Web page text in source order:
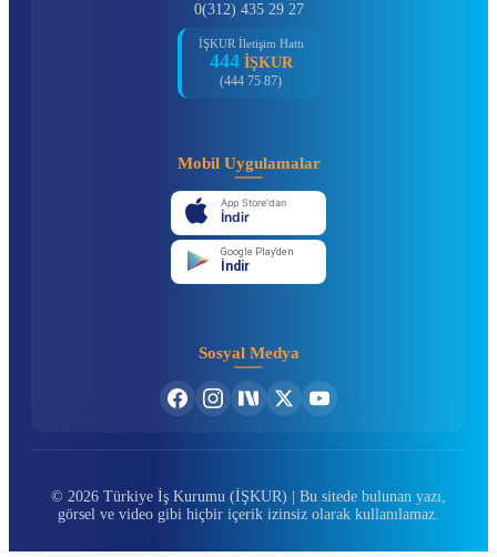
0(312) 435 29 27
İŞKUR İletişim Hattı
444 İŞKUR
(444 75 87)
Mobil Uygulamalar
App Store'dan
İndir
Google Play'den
İndir
Sosyal Medya
© 2026 Türkiye İş Kurumu (İŞKUR) | Bu sitede bulunan yazı,
görsel ve video gibi hiçbir içerik izinsiz olarak kullanılamaz.